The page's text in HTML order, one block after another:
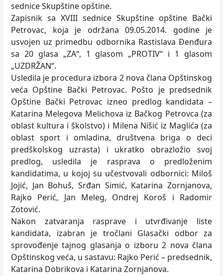
sednice Skupštine opštine.
Zapisnik sa XVIII sednice Skupštine opštine Bački
Petrovac, koja je održana 09.05.2014. godine je
usvojen uz primedbu odbornika Rastislava Đenđura
sa 20 glasa „ZA“, 1 glasom „PROTIV“ i 1 glasom
„UZDRŽAN“.
Usledila je procedura izbora 2 nova člana Opštinskog
veća Opštine Bački Petrovac. Pošto je predsednik
Opštine Bački Petrovac izneo predlog kandidata –
Katarina Melegova Melichova iz Bačkog Petrovca (za
oblast kultura i školstvo) i Milena Nišić iz Maglića (za
oblast sport i omladina, društvena briga o deci
predškolskog uzrasta) i ukratko obrazložio svoj
predlog, usledila je rasprava o predloženim
kandidatima, u kojoj su učestvovali odbornici: Miloš
Jojić, Jan Bohuš, Srđan Simić, Katarina Zornjanova,
Rajko Perić, Jan Meleg, Ondrej Koroš i Radomir
Zotović.
Nakon zatvaranja rasprave i utvrđivanje liste
kandidata, izabran je tročlani Glasački odbor za
sprovođenje tajnog glasanja o izboru 2 nova člana
Opštinskog veća, u sastavu: Rajko Perić – predsednik,
Katarina Dobrikova i Katarina Zornjanova.